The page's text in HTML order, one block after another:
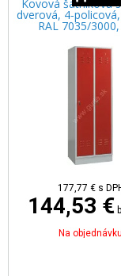
Kovová šatníková
dverová, 4-
RAL 7035/3000,
177,77 € s
144,53 €
Na objednávku